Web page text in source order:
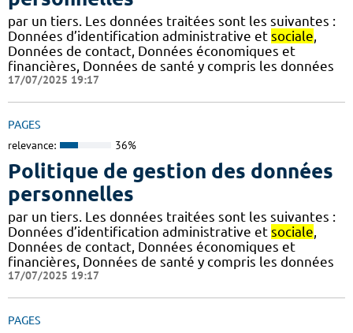
par un tiers. Les données traitées sont les suivantes :
Données d’identification administrative et sociale,
Données de contact, Données économiques et
financières, Données de santé y compris les données
17/07/2025 19:17
PAGES
relevance: 36%
Politique de gestion des données
personnelles
par un tiers. Les données traitées sont les suivantes :
Données d’identification administrative et sociale,
Données de contact, Données économiques et
financières, Données de santé y compris les données
17/07/2025 19:17
PAGES